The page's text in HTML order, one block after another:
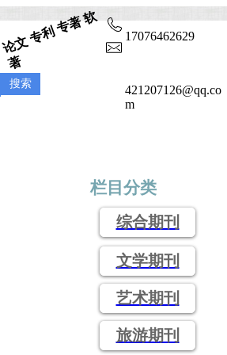
17076462629
421207126@qq.co
m
论
文
专
利
专
著
软
著
搜索
文学期刊
栏目分类
综合期刊
艺术期刊
旅游期刊